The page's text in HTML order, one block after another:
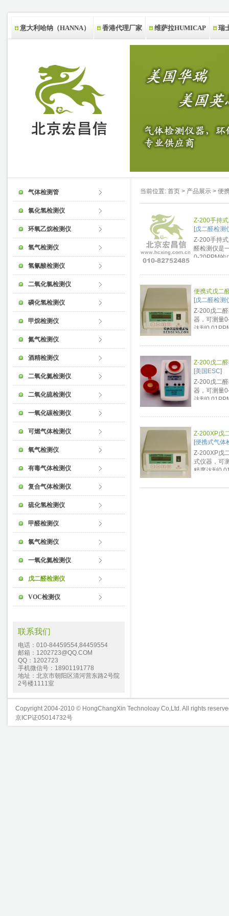
意大利哈纳（HANNA） 香港代理厂家 维萨拉HUMICAP 瑞
气体检测管
氯化氢检测仪
环氧乙烷检测仪
氢气检测仪
氢氰酸检测仪
二氧化氯检测仪
磷化氢检测仪
甲烷检测仪
氮气检测仪
酒精检测仪
二氧化氮检测仪
二氧化硫检测仪
一氧化碳检测仪
可燃气体检测仪
氧气检测仪
有毒气体检测仪
复合气体检测仪
硫化氢检测仪
甲醛检测仪
氯气检测仪
一氧化氮检测仪
戊二醛检测仪
VOC检测仪
联系我们
电话：010-84459554,84459554
邮箱：1202723@QQ.COM
QQ：1202723
手机微信号：18901191778
地址：北京市朝阳区清河营东路2号院
2号楼1111室
当前位置: 首页 > 产品展示 > 便
Z-200手持
[戊二醛检测
Z-200手持
醛检测仪是
0-20PPM的
在单点模式
精度数据。
设置成可连
便携式戊二
[戊二醛检测
Z-200戊二
器，可测量
达到
点模式时，
预先设置成
预设时间用
Z-200戊二
[美国ESC]
Z-200戊二
器，可测量
达到
点模式时，
预先设置成
预设时间用
Z-200XP戊
[便携式气体
Z-200XP戊
式仪器，可
精度达到
是对Z-200
Copyright 2004-2010 © HongChangXin Technoloay Co,Ltd. All rights
京ICP证05014732号